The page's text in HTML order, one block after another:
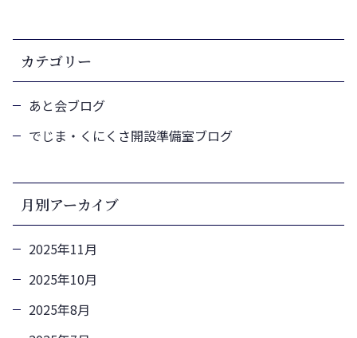
カテゴリー
あと会ブログ
でじま・くにくさ開設準備室ブログ
月別アーカイブ
2025年11月
2025年10月
2025年8月